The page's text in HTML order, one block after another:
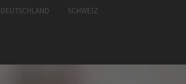
DEUTSCHLAND SCHWEIZ